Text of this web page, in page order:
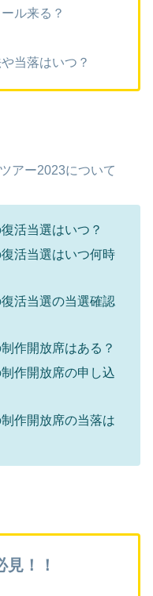
ル来る？
当落はいつ？
アー2023について
活当選はいつ？
活当選はいつ何時
活当選の当選確認
作開放席はある？
作開放席の申し込
作開放席の当落は
！！